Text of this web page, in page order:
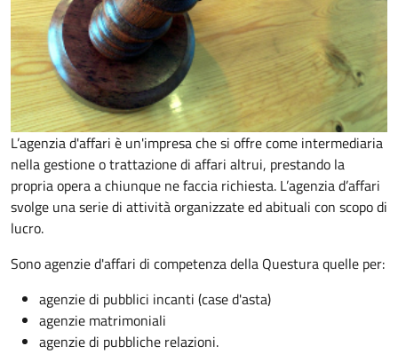
L’agenzia d'affari è un'impresa che si offre come intermediaria
nella gestione o trattazione di affari altrui, prestando la
propria opera a chiunque ne faccia richiesta. L’agenzia d’affari
svolge una serie di attività organizzate ed abituali con scopo di
lucro.
Sono agenzie d'affari di competenza della Questura quelle per:
agenzie di pubblici incanti (case d'asta)
agenzie matrimoniali
agenzie di pubbliche relazioni.